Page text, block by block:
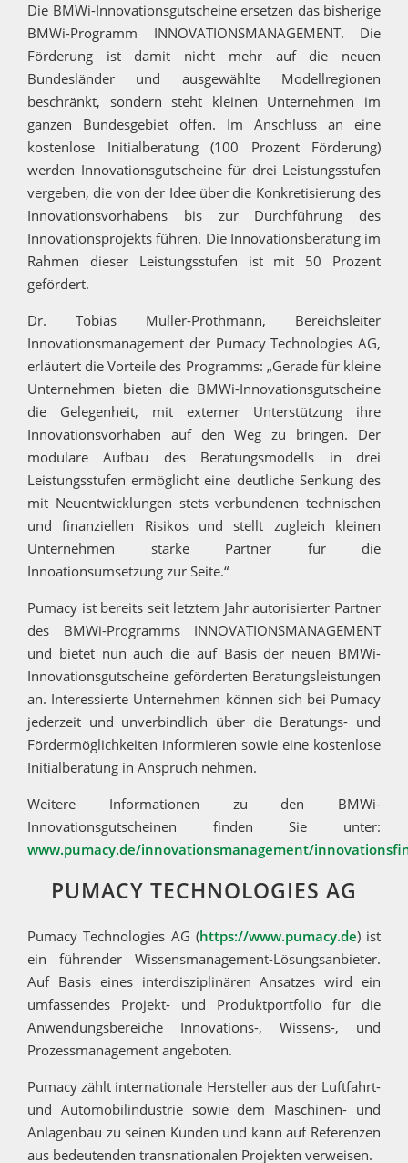
Die BMWi-Innovationsgutscheine ersetzen das bisherige
BMWi-Programm INNOVATIONSMANAGEMENT. Die
Förderung ist damit nicht mehr auf die neuen
Bundesländer und ausgewählte Modellregionen
beschränkt, sondern steht kleinen Unternehmen im
ganzen Bundesgebiet offen. Im Anschluss an eine
kostenlose Initialberatung (100 Prozent Förderung)
werden Innovationsgutscheine für drei Leistungsstufen
vergeben, die von der Idee über die Konkretisierung des
Innovationsvorhabens bis zur Durchführung des
Innovationsprojekts führen. Die Innovationsberatung im
Rahmen dieser Leistungsstufen ist mit 50 Prozent
gefördert.
Dr. Tobias Müller-Prothmann, Bereichsleiter
Innovationsmanagement der Pumacy Technologies AG,
erläutert die Vorteile des Programms: „Gerade für kleine
Unternehmen bieten die BMWi-Innovationsgutscheine
die Gelegenheit, mit externer Unterstützung ihre
Innovationsvorhaben auf den Weg zu bringen. Der
modulare Aufbau des Beratungsmodells in drei
Leistungsstufen ermöglicht eine deutliche Senkung des
mit Neuentwicklungen stets verbundenen technischen
und finanziellen Risikos und stellt zugleich kleinen
Unternehmen starke Partner für die
Innoationsumsetzung zur Seite.“
Pumacy ist bereits seit letztem Jahr autorisierter Partner
des BMWi-Programms INNOVATIONSMANAGEMENT
und bietet nun auch die auf Basis der neuen BMWi-
Innovationsgutscheine geförderten Beratungsleistungen
an. Interessierte Unternehmen können sich bei Pumacy
jederzeit und unverbindlich über die Beratungs- und
Fördermöglichkeiten informieren sowie eine kostenlose
Initialberatung in Anspruch nehmen.
Weitere Informationen zu den BMWi-
Innovationsgutscheinen finden Sie unter:
www.pumacy.de/innovationsmanagement/
PUMACY TECHNOLOGIES AG
Pumacy Technologies AG (https://www.pumacy.de) ist
ein führender Wissensmanagement-Lösungsanbieter.
Auf Basis eines interdisziplinären Ansatzes wird ein
umfassendes Projekt- und Produktportfolio für die
Anwendungsbereiche Innovations-, Wissens-, und
Prozessmanagement angeboten.
Pumacy zählt internationale Hersteller aus der Luftfahrt-
und Automobilindustrie sowie dem Maschinen- und
Anlagenbau zu seinen Kunden und kann auf Referenzen
aus bedeutenden transnationalen Projekten verweisen.